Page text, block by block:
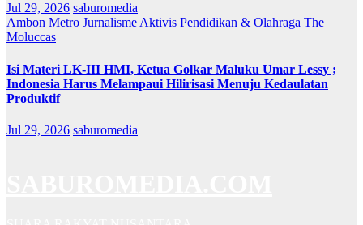
Jul 29, 2026 saburomedia
Ambon Metro Jurnalisme Aktivis Pendidikan & Olahraga The
Moluccas
Isi Materi LK-III HMI, Ketua Golkar Maluku Umar Lessy ;
Indonesia Harus Melampaui Hilirisasi Menuju Kedaulatan
Produktif
Jul 29, 2026 saburomedia